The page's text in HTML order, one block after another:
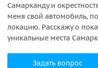
Самарканду и
меня свой автомобиль,
локацию. Расскажу о
уникальные места
Задать вопрос